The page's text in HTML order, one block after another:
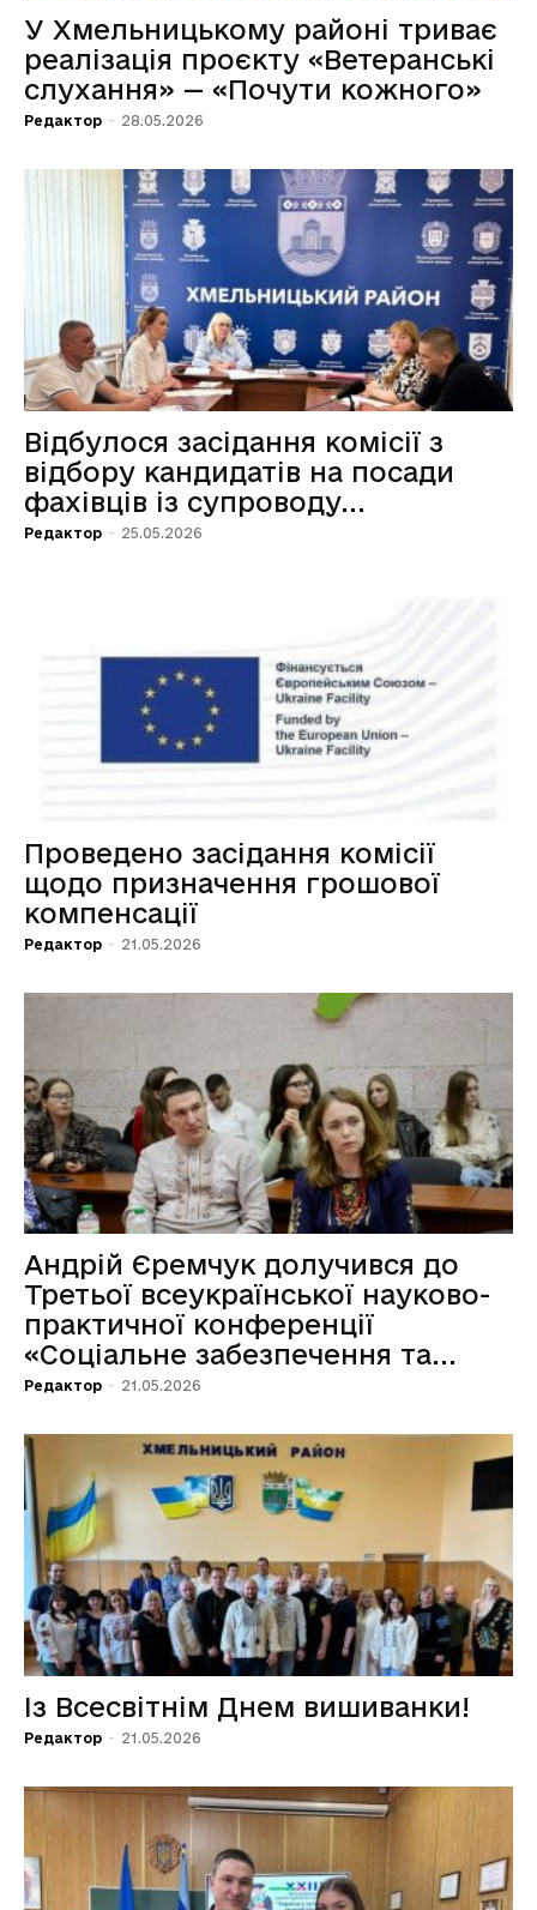
У Хмельницькому районі триває
реалізація проєкту «Ветеранські
слухання» — «Почути кожного»
Редактор - 28.05.2026
Відбулося засідання комісії з
відбору кандидатів на посади
фахівців із супроводу...
Редактор - 25.05.2026
Проведено засідання комісії
щодо призначення грошової
компенсації
Редактор - 21.05.2026
Андрій Єремчук долучився до
Третьої всеукраїнської науково-
практичної конференції
«Соціальне забезпечення та...
Редактор - 21.05.2026
Із Всесвітнім Днем вишиванки!
Редактор - 21.05.2026